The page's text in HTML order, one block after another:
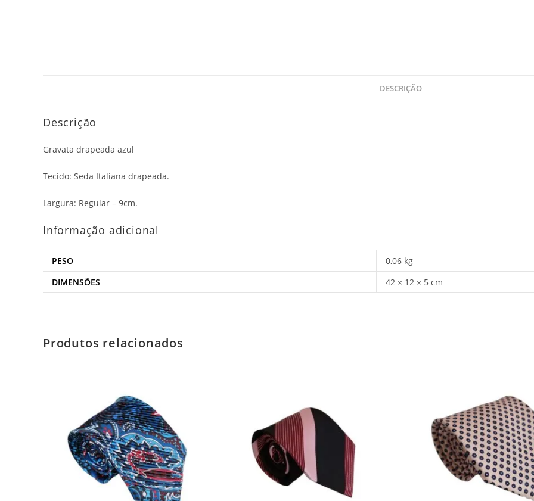
DESCRIÇÃO
Descrição
Gravata drapeada azul
Tecido: Seda Italiana drapeada.
Largura: Regular – 9cm.
Informação adicional
PESO
0,06 kg
DIMENSÕES
42 × 12 × 5 cm
Produtos relacionados